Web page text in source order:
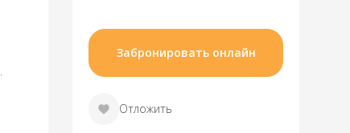
Забронировать онлайн
Отложить